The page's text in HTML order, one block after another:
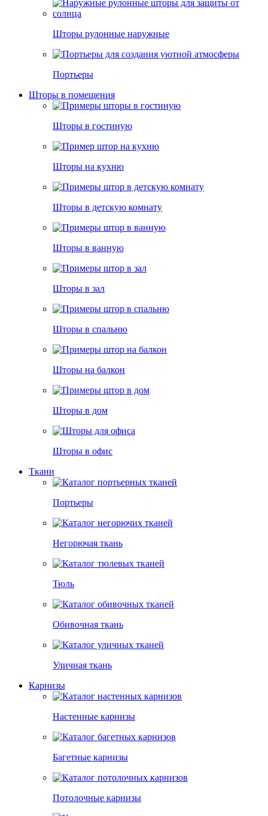
Шторы рулонные наружные
Портьеры
Шторы в помещения
Шторы в гостиную
Шторы на кухню
Шторы в детскую комнату
Шторы в ванную
Шторы в зал
Шторы в спальню
Шторы на балкон
Шторы в дом
Шторы в офис
Ткани
Портьеры
Негорючая ткань
Тюль
Обивочная ткань
Уличная ткань
Карнизы
Настенные карнизы
Багетные карнизы
Потолочные карнизы